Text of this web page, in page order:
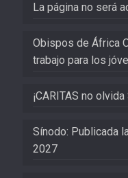
La página no será
Obispos de África
trabajo para los
¡CARITAS no
Sínodo: Publicada
2027